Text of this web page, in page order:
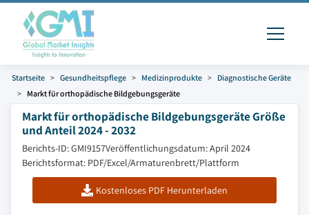
Startseite Gesundheitspflege Medizinprodukte
Diagnostische Geräte
Markt für orthopädische Bildgebungsgeräte
Markt für orthopädische Bildgebungsgeräte Größe
und Anteil 2024 - 2032
Berichts-ID: GMI9157Veröffentlichungsdatum: April 2024
Berichtsformat: PDF/Excel/Armaturenbrett/Plattform
Kostenloses PDF Herunterladen